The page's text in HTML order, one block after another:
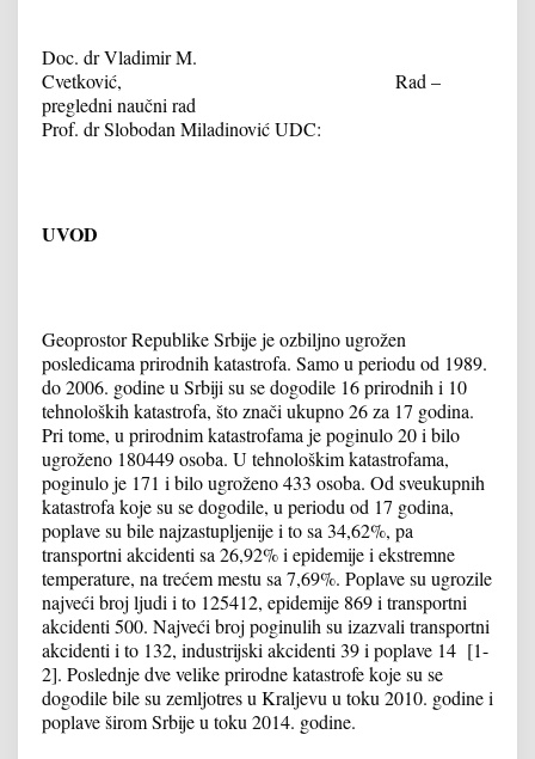
Doc. dr Vladimir M.
Cvetković, Rad –
pregledni naučni rad
Prof. dr Slobodan Miladinović UDC:
UVOD
Geoprostor Republike Srbije je ozbiljno ugrožen
posledicama prirodnih katastrofa. Samo u periodu od 1989.
do 2006. godine u Srbiji su se dogodile 16 prirodnih i 10
tehnoloških katastrofa, što znači ukupno 26 za 17 godina.
Pri tome, u prirodnim katastrofama je poginulo 20 i bilo
ugroženo 180449 osoba. U tehnološkim katastrofama,
poginulo je 171 i bilo ugroženo 433 osoba. Od sveukupnih
katastrofa koje su se dogodile, u periodu od 17 godina,
poplave su bile najzastupljenije i to sa 34,62%, pa
transportni akcidenti sa 26,92% i epidemije i ekstremne
temperature, na trećem mestu sa 7,69%. Poplave su ugrozile
najveći broj ljudi i to 125412, epidemije 869 i transportni
akcidenti 500. Najveći broj poginulih su izazvali transportni
akcidenti i to 132, industrijski akcidenti 39 i poplave 14 [1-
2]. Poslednje dve velike prirodne katastrofe koje su se
dogodile bile su zemljotres u Kraljevu u toku 2010. godine i
poplave širom Srbije u toku 2014. godine.